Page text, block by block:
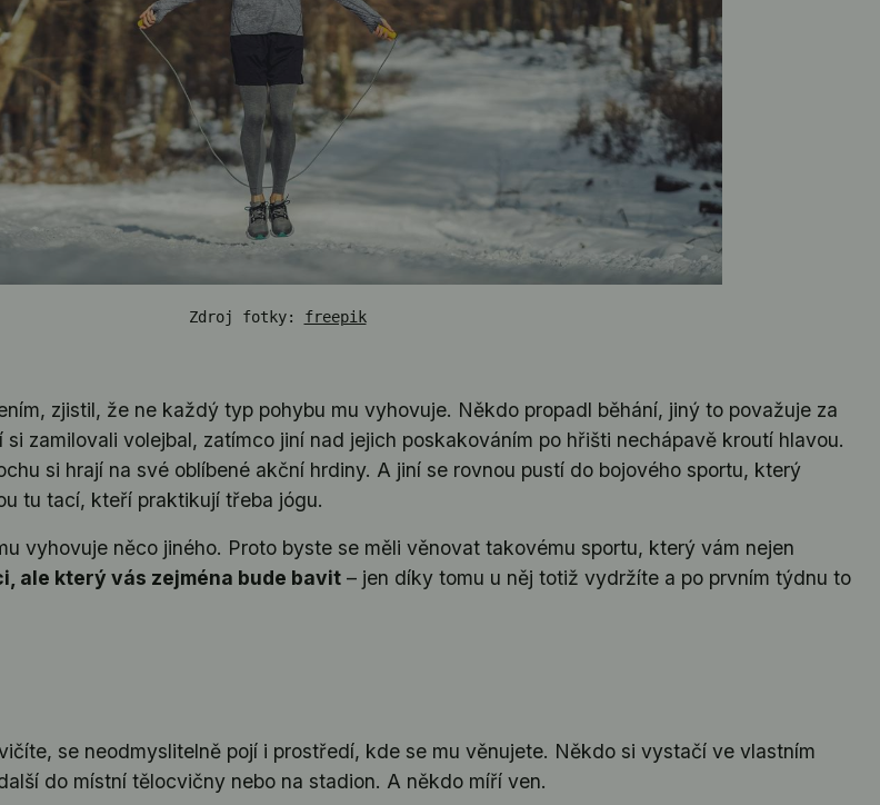
Zdroj fotky: freepik
zjistil, že ne každý typ pohybu mu vyhovuje. Někdo propadl běhání, jiný to považuje za
si zamilovali volejbal, zatímco jiní nad jejich poskakováním po hřišti nechápavě kroutí hlavou.
si hrají na své oblíbené akční hrdiny. A jiní se rovnou pustí do bojového sportu, který
tu tací, kteří praktikují třeba jógu.
vyhovuje něco jiného. Proto byste se měli věnovat takovému sportu, který vám nejen
ale který vás zejména bude bavit – jen díky tomu u něj totiž vydržíte a po prvním týdnu to
se neodmyslitelně pojí i prostředí, kde se mu věnujete. Někdo si vystačí ve vlastním
do místní tělocvičny nebo na stadion. A někdo míří ven.